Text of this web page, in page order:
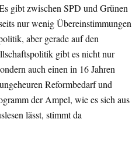
gibt zwischen SPD und Grünen
nur wenig Übereinstimmungen
aber gerade auf den
gibt es nicht nur
auch einen in 16 Jahren
Reformbedarf und
der Ampel, wie es sich aus
lässt, stimmt da